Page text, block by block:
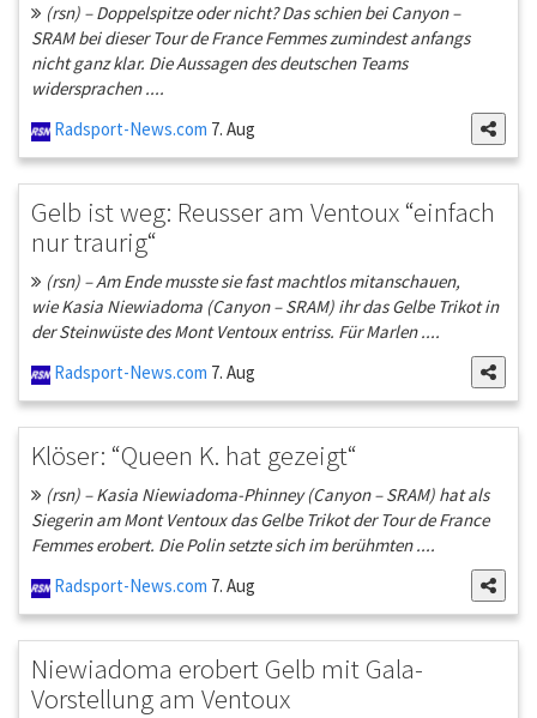
(rsn) – Doppelspitze oder nicht? Das schien bei Canyon –
SRAM bei dieser Tour de France Femmes zumindest anfangs
nicht ganz klar. Die Aussagen des deutschen Teams
widersprachen ....
Radsport-News.com 7. Aug
Gelb ist weg: Reusser am Ventoux “einfach
nur traurig“
(rsn) – Am Ende musste sie fast machtlos mitanschauen,
wie Kasia Niewiadoma (Canyon – SRAM) ihr das Gelbe Trikot in
der Steinwüste des Mont Ventoux entriss. Für Marlen ....
Radsport-News.com 7. Aug
Klöser: “Queen K. hat gezeigt“
(rsn) – Kasia Niewiadoma-Phinney (Canyon – SRAM) hat als
Siegerin am Mont Ventoux das Gelbe Trikot der Tour de France
Femmes erobert. Die Polin setzte sich im berühmten ....
Radsport-News.com 7. Aug
Niewiadoma erobert Gelb mit Gala-
Vorstellung am Ventoux